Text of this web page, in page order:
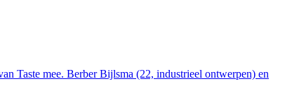
Taste mee. Berber Bijlsma (22, industrieel ontwerpen) en